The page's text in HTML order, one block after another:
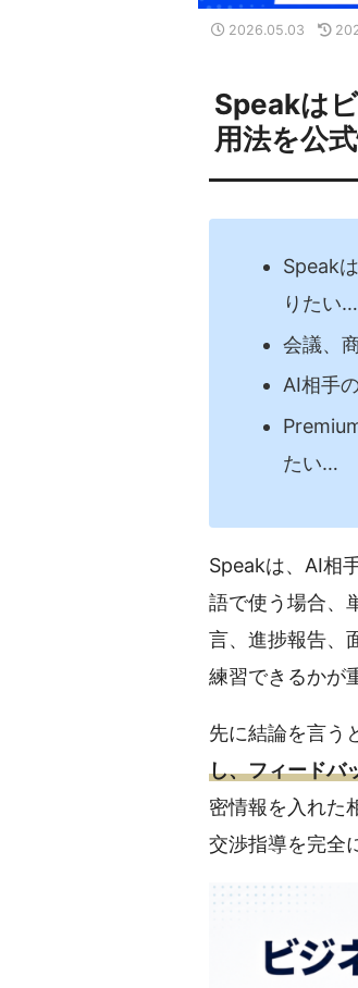
Speakは
用法を公
2026.05.03
Speak
りたい…
会議、
AI相手
たい…
Speakは、AI相
語で使う場合、
言、進捗報告、
練習できるかが
先に結論を言う
し、フィードバ
密情報を入れた
交渉指導を完全